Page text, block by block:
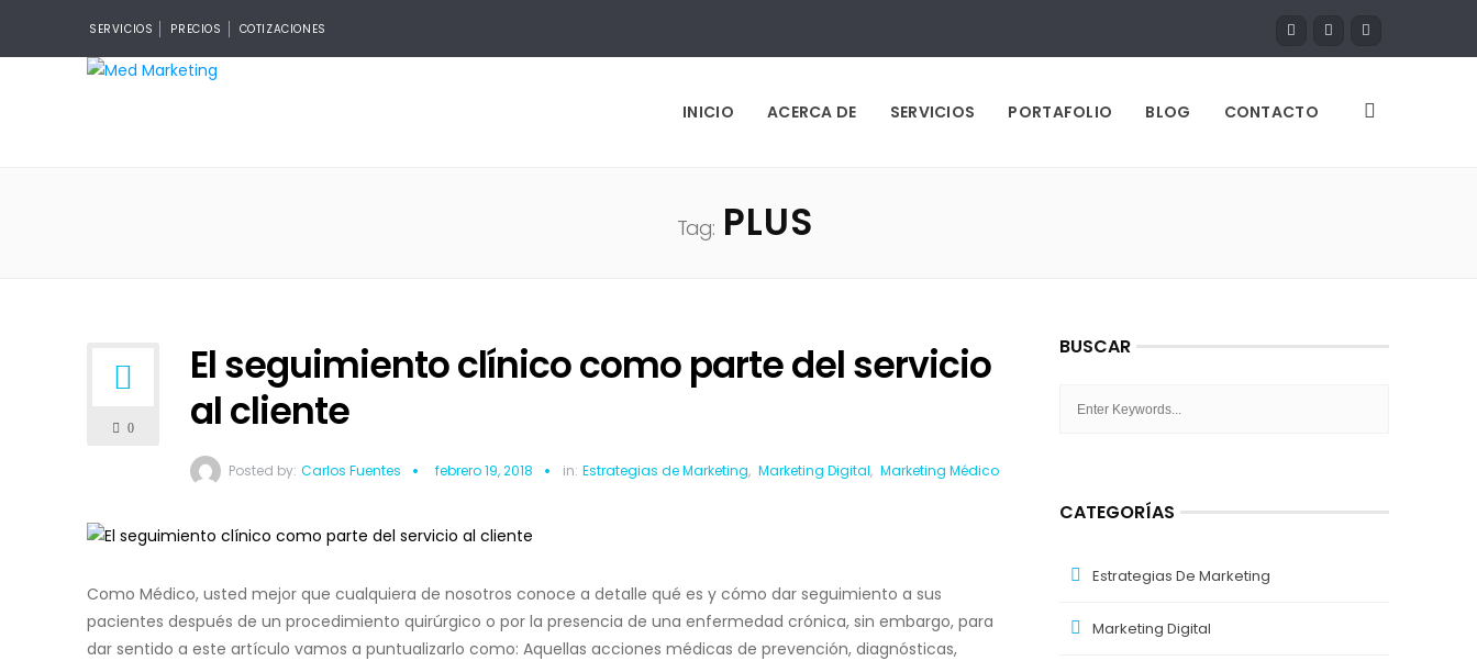
SERVICIOS PRECIOS COTIZACIONES
INICIO ACERCA DE SERVICIOS PORTAFOLIO BLOG CONTACTO
Tag:PLUS
0
El seguimiento clínico como parte del servicio
al cliente
Posted by: Carlos Fuentes febrero 19, 2018 in: Estrategias de Marketing, Marketing Digital, Marketing Médico
Como Médico, usted mejor que cualquiera de nosotros conoce a detalle qué es y cómo dar seguimiento a sus
pacientes después de un procedimiento quirúrgico o por la presencia de una enfermedad crónica, sin embargo, para
dar sentido a este artículo vamos a puntualizarlo como: Aquellas acciones médicas de prevención, diagnósticas,
BUSCAR
CATEGORÍAS
Estrategias De Marketing
Marketing Digital